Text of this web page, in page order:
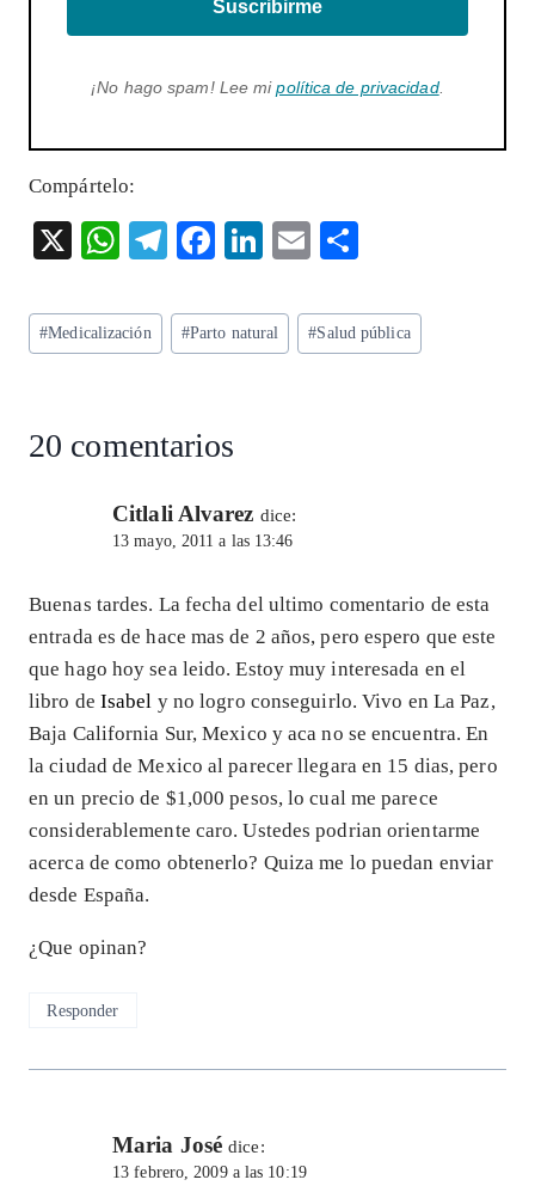
Suscribirme
¡No hago spam! Lee mipolítica de privacidad.
Compártelo:
X
W
ts
A
p
T
eg
ra
F
eb
o
k
Li
ke
dI
E
ai
l
re
Etiquetas
de
#Medicalización #Parto natural #Salud pública
20 comentarios
Citlali Alvarez dice:
13 mayo, 2011 a las 13:46
Buenas tardes. La fecha del ultimo comentario de esta
entrada es de hace mas de 2 años, pero espero que este
que hago hoy sea leido. Estoy muy interesada en el
libro de Isabel y no logro conseguirlo. Vivo en La Paz,
Baja California Sur, Mexico y aca no se encuentra. En
la ciudad de Mexico al parecer llegara en 15 dias, pero
en un precio de $1,000 pesos, lo cual me parece
considerablemente caro. Ustedes podrian orientarme
acerca de como obtenerlo? Quiza me lo puedan enviar
desde España.
¿Que opinan?
Responder
Maria José dice:
13 febrero, 2009 a las 10:19